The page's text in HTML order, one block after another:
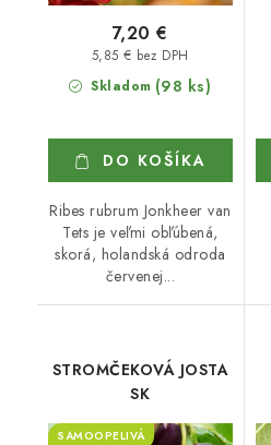
Skladom (98 ks)
5,85 € bez DPH
7,20 €
DO KOŠÍKA
Ribes rubrum Jonkheer van
Tets je veľmi obľúbená,
skorá, holandská odroda
červenej...
STROMČEKOVÁ JOSTA
SK
SAMOOPELIVÁ